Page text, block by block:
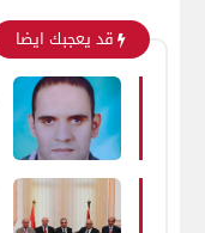
قد يعجبك ايضا